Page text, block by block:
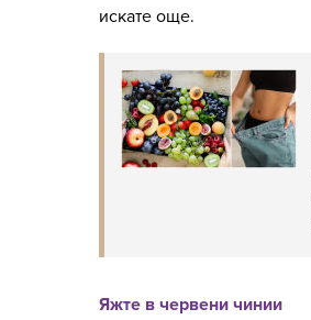
искате още.
Яжте в червени чинии